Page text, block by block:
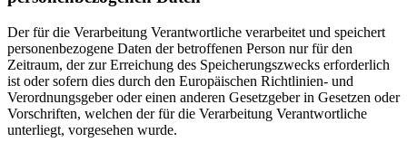
Der für die Verarbeitung Verantwortliche verarbeitet und speichert
personenbezogene Daten der betroffenen Person nur für den
Zeitraum, der zur Erreichung des Speicherungszwecks erforderlich
ist oder sofern dies durch den Europäischen Richtlinien- und
Verordnungsgeber oder einen anderen Gesetzgeber in Gesetzen oder
Vorschriften, welchen der für die Verarbeitung Verantwortliche
unterliegt, vorgesehen wurde.